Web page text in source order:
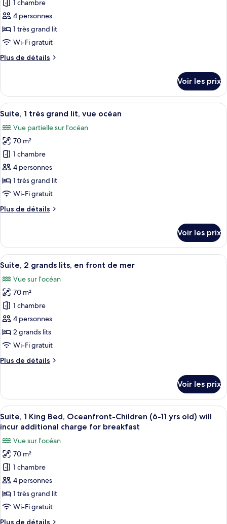
lits,
vue
océan
pour
ce
type
de
chambre :
Studio,
grand
lit,
en
front
de
mer
1 chambre
4 personnes
1 très grand lit
Wi-Fi gratuit
Plus de détails
Plus
le
type
de
Studio,
très
grand
lit,
en
front
de
Voir les prix
Afficher
toutes
les
photos
pour
ce
type
de
chambre :
Suite,
grand
lit,
vue
océan
Une chambre d’hôtel avec un grand
6
Suite, 1 très grand lit, vue océan
Vue partielle sur l’océan
70 m²
1 chambre
4 personnes
1 très grand lit
Wi-Fi gratuit
Plus de détails
Plus
le
type
de
Suite,
très
grand
lit,
vue
océan
Voir les prix
Afficher
toutes
les
photos
pour
ce
type
de
chambre :
Suite,
lits,
en
front
mer
Une chambre d’hôtel avec un grand
6
Suite, 2 grands lits, en front de mer
Vue sur l’océan
70 m²
1 chambre
4 personnes
2 grands lits
Wi-Fi gratuit
Plus de détails
Plus
le
type
de
chambre
2
grands
lits,
en
front
mer
Voir les prix
Afficher
toutes
photos
pour
ce
type
de
chambre :
Une chambre d’hôtel dotée d’une
8
Suite, 1 King Bed, Oceanfront-Children (6-11 yrs old) will
incur additional charge for breakfast
Vue sur l’océan
70 m²
1 chambre
4 personnes
1 très grand lit
Wi-Fi gratuit
Plus de détails
Plus